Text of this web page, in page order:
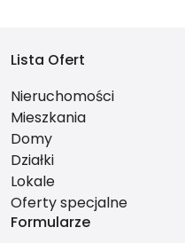
Lista Ofert
Nieruchomości
Mieszkania
Domy
Działki
Lokale
Oferty specjalne
Formularze